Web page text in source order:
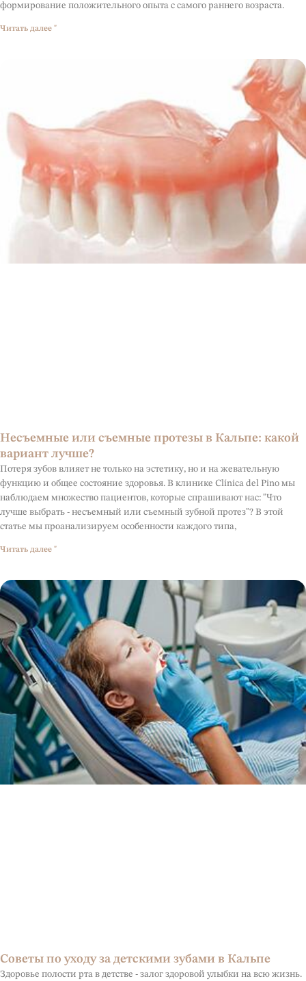
формирование положительного опыта с самого раннего возраста.
Читать далее "
Несъемные или съемные протезы в Кальпе: какой
вариант лучше?
Потеря зубов влияет не только на эстетику, но и на жевательную
функцию и общее состояние здоровья. В клинике Clínica del Pino мы
наблюдаем множество пациентов, которые спрашивают нас: "Что
лучше выбрать - несъемный или съемный зубной протез"? В этой
статье мы проанализируем особенности каждого типа,
Читать далее "
Советы по уходу за детскими зубами в Кальпе
Здоровье полости рта в детстве - залог здоровой улыбки на всю жизнь.